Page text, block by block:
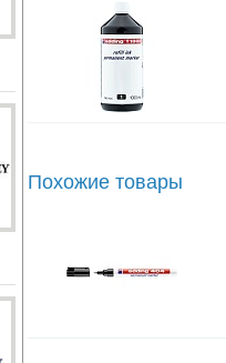
Похожие товары